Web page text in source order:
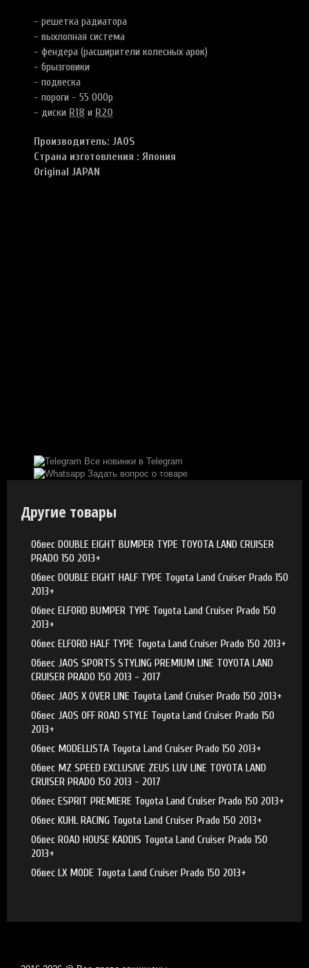
- решетка радиатора
- выхлопная система
- фендера (расширители колесных арок)
- брызговики
- подвеска
- пороги - 55 000р
- диски R18 и R20
Производитель: JAOS
Страна изготовления : Япония
Original JAPAN
Все новинки в Telegram
Задать вопрос о товаре
Другие товары
Обвес DOUBLE EIGHT BUMPER TYPE TOYOTA LAND CRUISER
PRADO 150 2013+
Обвес DOUBLE EIGHT HALF TYPE Toyota Land Cruiser Prado 150
2013+
Обвес ELFORD BUMPER TYPE Toyota Land Cruiser Prado 150
2013+
Обвес ELFORD HALF TYPE Toyota Land Cruiser Prado 150 2013+
Обвес JAOS SPORTS STYLING PREMIUM LINE TOYOTA LAND
CRUISER PRADO 150 2013 - 2017
Обвес JAOS X OVER LINE Toyota Land Cruiser Prado 150 2013+
Обвес JAOS OFF ROAD STYLE Toyota Land Cruiser Prado 150
2013+
Обвес MODELLISTA Toyota Land Cruiser Prado 150 2013+
Обвес MZ SPEED EXCLUSIVE ZEUS LUV LINE TOYOTA LAND
CRUISER PRADO 150 2013 - 2017
Обвес ESPRIT PREMIERE Toyota Land Cruiser Prado 150 2013+
Обвес KUHL RACING Toyota Land Cruiser Prado 150 2013+
Обвес ROAD HOUSE KADDIS Toyota Land Cruiser Prado 150
2013+
Обвес LX MODE Toyota Land Cruiser Prado 150 2013+